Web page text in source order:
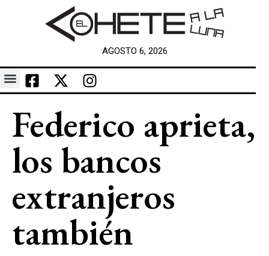
AGOSTO 6, 2026
Federico aprieta,
los bancos
extranjeros
también